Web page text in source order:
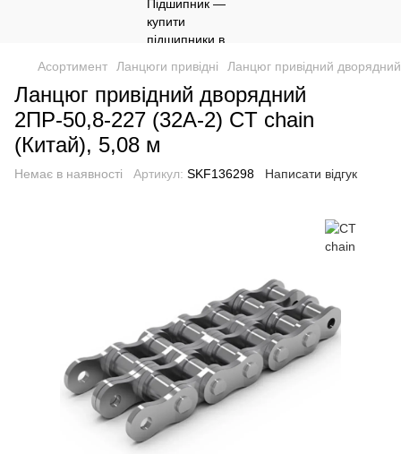
Асортимент Ланцюги привідні Ланцюг привідний
Ланцюг привідний дворядний
2ПР-50,8-227 (32A-2) CT chain
(Китай), 5,08 м
Немає в наявності Артикул: SKF136298 Написати відгук